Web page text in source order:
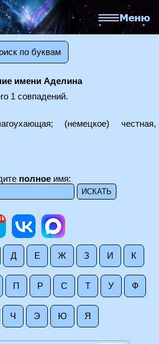
по буквам
имени Аделина
1 совпадений.
(немецкое) честная,
полное имя:
Д Е Ж З И К
П Р С Т У Ф
Ч Э Ю Я